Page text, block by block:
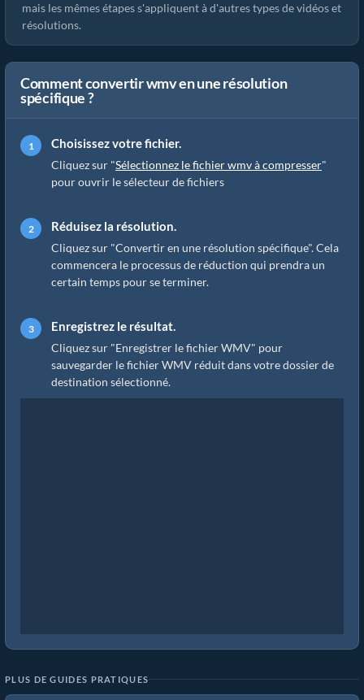
mais les mêmes étapes s'appliquent à d'autres types de vidéos et
résolutions.
Comment convertir wmv en une résolution
spécifique ?
Choisissez votre fichier.
Cliquez sur "Sélectionnez le fichier wmv à compresser"
pour ouvrir le sélecteur de fichiers
Réduisez la résolution.
Cliquez sur "Convertir en une résolution spécifique". Cela
commencera le processus de réduction qui prendra un
certain temps pour se terminer.
Enregistrez le résultat.
Cliquez sur "Enregistrer le fichier WMV" pour
sauvegarder le fichier WMV réduit dans votre dossier de
destination sélectionné.
PLUS DE GUIDES PRATIQUES